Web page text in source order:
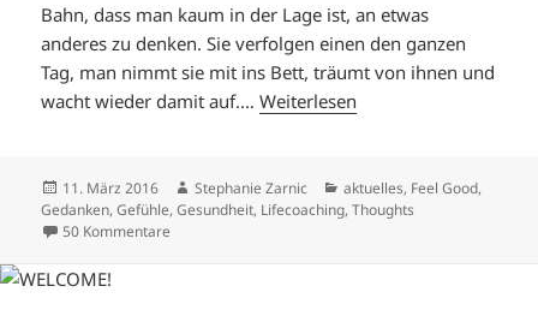
Bahn, dass man kaum in der Lage ist, an etwas
anderes zu denken. Sie verfolgen einen den ganzen
Tag, man nimmt sie mit ins Bett, träumt von ihnen und
wacht wieder damit auf.…Weiterlesen
Veröffentlicht
am
11. März 2016 Autor
Stephanie Zarnic Kategorien
aktuelles, Feel Good,
Gedanken,Gefühle,Gesundheit, Lifecoaching,Thoughts
50 Kommentare